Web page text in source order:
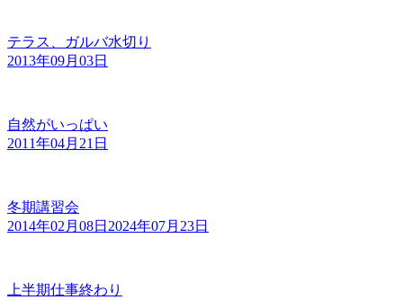
テラス、ガルバ水切り
2013年09月03日
自然がいっぱい
2011年04月21日
冬期講習会
2014年02月08日 2024年07月23日
上半期仕事終わり